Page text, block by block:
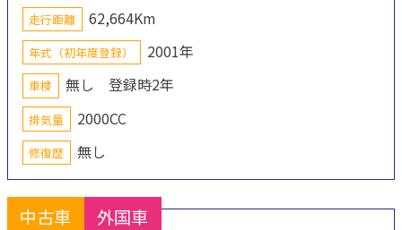
走行距離 62,664Km
年式（初年度登録） 2001年
車検 無し 登録時2年
排気量 2000CC
修復歴 無し
中古車 外国車